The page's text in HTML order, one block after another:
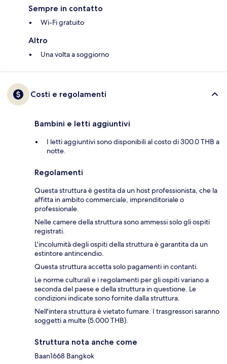
Sempre in contatto
Wi-Fi gratuito
Altro
Una volta a soggiorno
Costi e regolamenti
Bambini e letti aggiuntivi
I letti aggiuntivi sono disponibili al costo di 300.0 THB a
notte.
Regolamenti
Questa struttura è gestita da un host professionista, che la
affitta in ambito commerciale, imprenditoriale o
professionale.
Nelle camere della struttura sono ammessi solo gli ospiti
registrati.
L'incolumità degli ospiti della struttura è garantita da un
estintore antincendio.
Questa struttura accetta solo pagamenti in contanti.
Le norme culturali e i regolamenti per gli ospiti variano a
seconda del paese e della struttura in questione. Le
condizioni indicate sono fornite dalla struttura.
Nell'intera struttura è vietato fumare. I trasgressori saranno
soggetti a multe (5.000 THB).
Struttura nota anche come
Baan1668 Bangkok